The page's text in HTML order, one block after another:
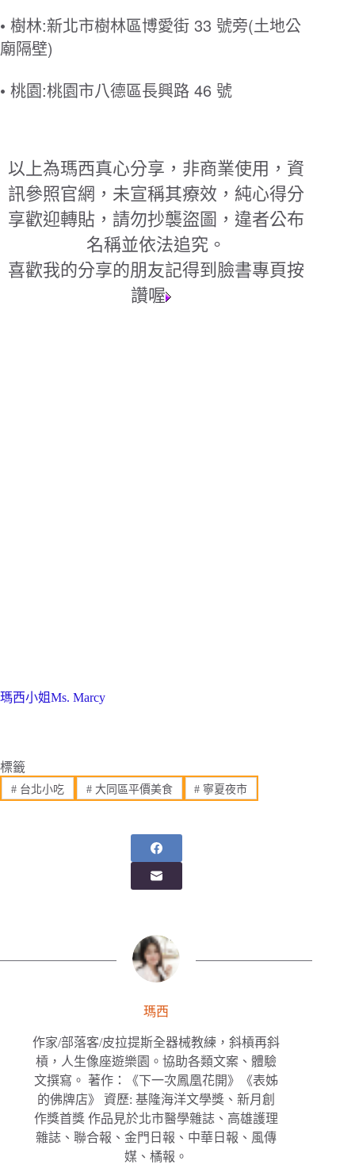
• 樹林:新北市樹林區博愛街 33 號旁(土地公
廟隔壁)
• 桃園:桃園市八德區長興路 46 號
以上為瑪西真心分享，非商業使用，資
訊參照官網，未宣稱其療效，純心得分
享歡迎轉貼，請勿抄襲盜圖，違者公布
名稱並依法追究。
喜歡我的分享的朋友記得到臉書專頁按
讚喔
瑪西小姐Ms. Marcy
標籤
#台北小吃 #大同區平價美食 # 寧夏夜市
瑪西
作家/部落客/皮拉提斯全器械教練，斜槓再斜
槓，人生像座遊樂園。協助各類文案、體驗
文撰寫。 著作：《下一次鳳凰花開》《表姊
的佛牌店》 資歷: 基隆海洋文學獎、新月創
作獎首獎 作品見於北市醫學雜誌、高雄護理
雜誌、聯合報、金門日報、中華日報、風傳
媒、橘報。